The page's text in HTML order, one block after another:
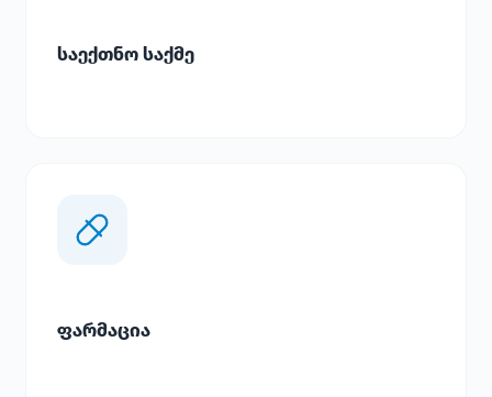
საექთნო საქმე
ფარმაცია